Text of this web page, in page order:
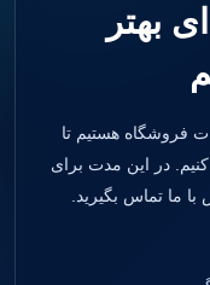
بهتر
فروشگاه هستیم تا
در این مدت برای
ما تماس بگیرید.